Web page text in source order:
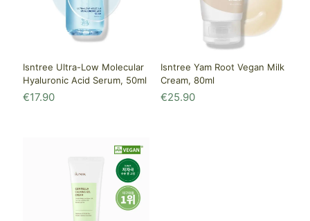
Isntree Ultra-Low Molecular
Hyaluronic Acid Serum, 50ml
€17.90
Isntree Yam Root Vegan Milk
Cream, 80ml
€25.90